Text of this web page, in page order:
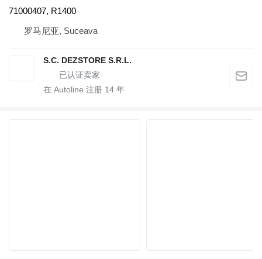
71000407, R1400
罗马尼亚, Suceava
S.C. DEZSTORE S.R.L.
在 Autoline 注册 14 年